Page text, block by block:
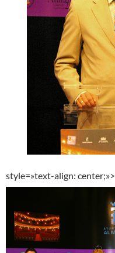
style=»text-align: center;»>